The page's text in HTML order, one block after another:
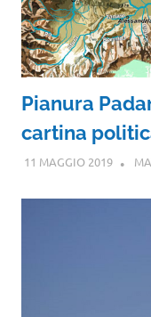
Pianura
cartina
11 MAGGIO 2019